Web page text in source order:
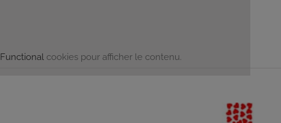
Functionalcookies pour afficher le contenu.